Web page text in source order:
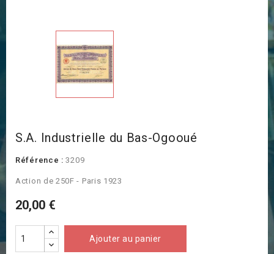
S.A. Industrielle du Bas-Ogooué
Référence : 3209
Action de 250F - Paris 1923
20,00 €
Ajouter au panier